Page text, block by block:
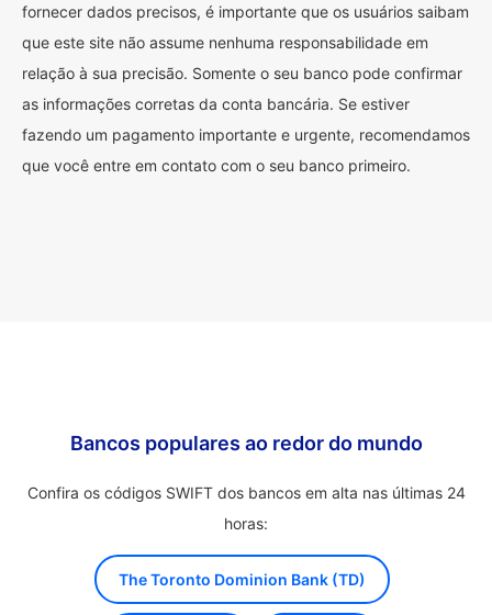
fornecer dados precisos, é importante que os usuários saibam
que este site não assume nenhuma responsabilidade em
relação à sua precisão. Somente o seu banco pode confirmar
as informações corretas da conta bancária. Se estiver
fazendo um pagamento importante e urgente, recomendamos
que você entre em contato com o seu banco primeiro.
Bancos populares ao redor do mundo
Confira os códigos SWIFT dos bancos em alta nas últimas 24
horas:
The Toronto Dominion Bank (TD)